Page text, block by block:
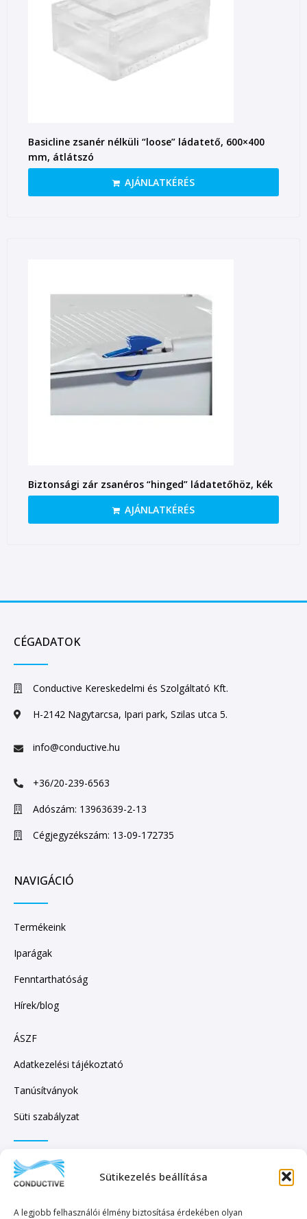
Sütikezelés beállítása
A legjobb felhasználói élmény biztosítása érdekében olyan
Basicline zsanér nélküli “loose” ládatető, 600×400
mm, átlátszó
AJÁNLATKÉRÉS
Biztonsági zár zsanéros “hinged” ládatetőhöz, kék
AJÁNLATKÉRÉS
CÉGADATOK
Conductive Kereskedelmi és Szolgáltató Kft.
H-2142 Nagytarcsa, Ipari park, Szilas utca 5.
info@conductive.hu
+36/20-239-6563
Adószám: 13963639-2-13
Cégjegyzékszám: 13-09-172735
NAVIGÁCIÓ
Termékeink
Iparágak
Fenntarthatóság
Hírek/blog
ÁSZF
Adatkezelési tájékoztató
Tanúsítványok
Süti szabályzat
IRATKOZZON FEL HÍRLEVELÜNKRE!